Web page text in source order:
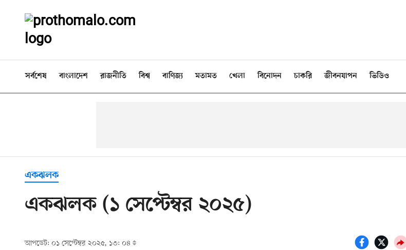
সর্বশেষ বাংলাদেশ রাজনীতি বিশ্ব বাণিজ্য মতামত খেলা বিনোদন চাকরি জীবনযাপন ভিডিও
একঝলক
একঝলক (১ সেপ্টেম্বর ২০২৫)
আপডেট: ০১ সেপ্টেম্বর ২০২৫, ১৩: ০৪